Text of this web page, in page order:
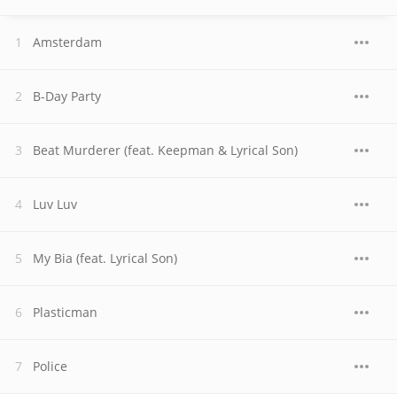
Amsterdam
B-Day Party
Beat Murderer (feat. Keepman & Lyrical Son)
Luv Luv
My Bia (feat. Lyrical Son)
Plasticman
Police